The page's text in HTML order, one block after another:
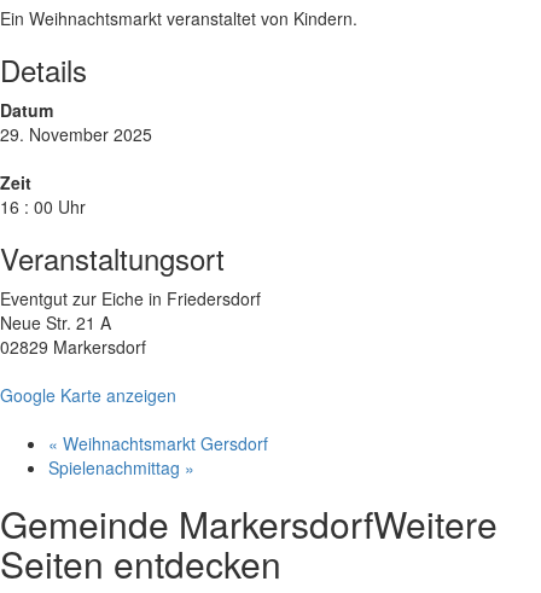
Ein Weihnachtsmarkt veranstaltet von Kindern.
Details
Datum
29. November 2025
Zeit
16 : 00 Uhr
Veranstaltungsort
Eventgut zur Eiche in Friedersdorf
Neue Str. 21 A
02829 Markersdorf
Google Karte anzeigen
« Weihnachtsmarkt Gersdorf
Spielenachmittag »
Gemeinde MarkersdorfWeitere
Seiten entdecken